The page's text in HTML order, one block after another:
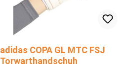
adidas COPA GL MTC FSJ
Torwarthandschuh